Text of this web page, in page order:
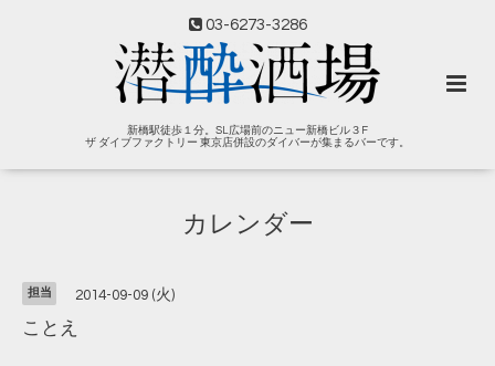
03-6273-3286
新橋駅徒歩１分。SL広場前のニュー新橋ビル３F
ザ ダイブファクトリー 東京店併設のダイバーが集まるバーです。
カレンダー
担当 2014-09-09 (火)
ことえ